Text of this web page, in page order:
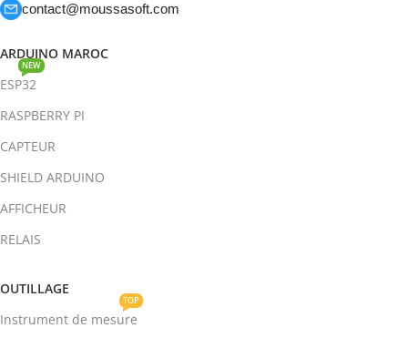
contact@moussasoft.com
ARDUINO MAROC
ESP32
NEW
RASPBERRY PI
CAPTEUR
SHIELD ARDUINO
AFFICHEUR
RELAIS
OUTILLAGE
Instrument de mesure
TOP